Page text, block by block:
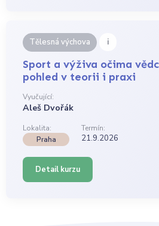
Tělesná výchova i
Sport a výživa očima
pohled v teorii i praxi
Vyučující:
Aleš Dvořák
Lokalita:
Termín:
Praha
21.9.2026
Detail kurzu